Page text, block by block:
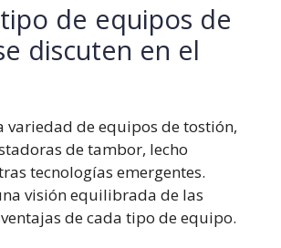
de equipos de
discuten en el
variedad de equipos de tostión,
de tambor, lecho
tecnologías emergentes.
visión equilibrada de las
de cada tipo de equipo.